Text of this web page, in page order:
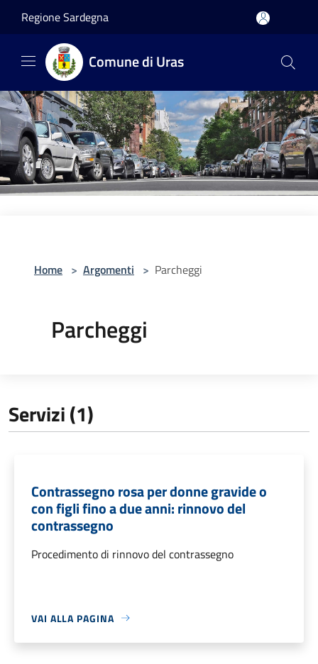
Regione Sardegna
Comune di Uras
Home > Argomenti > Parcheggi
Parcheggi
Servizi (1)
Contrassegno rosa per donne gravide o
con figli fino a due anni: rinnovo del
contrassegno
Procedimento di rinnovo del contrassegno
VAI ALLA PAGINA